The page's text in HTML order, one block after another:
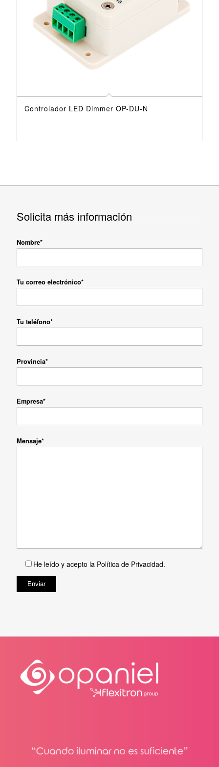
Controlador LED Dimmer OP-DU-N
Solicita más información
Nombre*
Tu correo electrónico*
Tu teléfono*
Provincia*
Empresa*
Mensaje*
He leído y acepto laPolítica de Privacidad.